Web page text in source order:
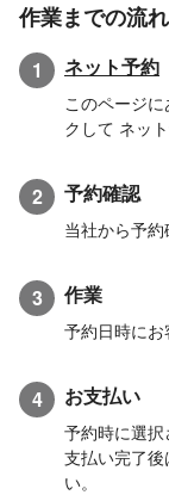
作業までの流れ
1 ネット予約
このページ
クして ネッ
2 予約確認
当社から予約
3 作業
予約日時にお
4 お支払い
予約時に選
支払い完了
い。